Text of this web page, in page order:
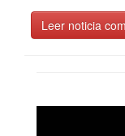
Leer noticia